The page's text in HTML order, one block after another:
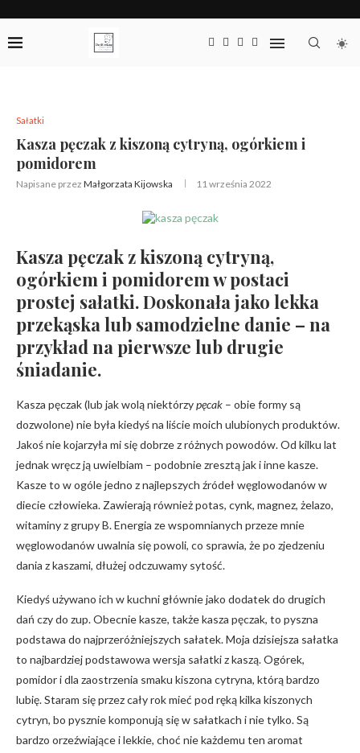
Sałatki
Kasza pęczak z kiszoną cytryną, ogórkiem i
pomidorem
Napisane przez Małgorzata Kijowska 11 września 2022
Kasza pęczak z kiszoną cytryną,
ogórkiem i pomidorem w postaci
prostej sałatki. Doskonała jako lekka
przekąska lub samodzielne danie – na
przykład na pierwsze lub drugie
śniadanie.
Kasza pęczak (lub jak wolą niektórzypęcak – obie formy są
dozwolone) nie była kiedyś na liście moich ulubionych produktów.
Jakoś nie kojarzyła mi się dobrze z różnych powodów. Od kilku lat
jednak wręcz ją uwielbiam – podobnie zresztą jak i inne kasze.
Kasze to w ogóle jedno z najlepszych źródeł węglowodanów w
diecie człowieka. Zawierają również potas, cynk, magnez, żelazo,
witaminy z grupy B. Energia ze wspomnianych przeze mnie
węglowodanów uwalnia się powoli, co sprawia, że po zjedzeniu
dania z kaszami, dłużej odczuwamy sytość.
Kiedyś używano ich w kuchni głównie jako dodatek do drugich
dań czy do zup. Obecnie kasze, także kasza pęczak, to pyszna
podstawa do najprzeróżniejszych sałatek. Moja dzisiejsza sałatka
to najbardziej podstawowa wersja sałatki z kaszą. Ogórek,
pomidor i dla zaostrzenia smaku kiszona cytryna, którą bardzo
lubię. Staram się przez cały rok mieć pod ręką kilka kiszonych
cytryn, bo pysznie komponują się w sałatkach i nie tylko. Są
bardzo orzeźwiające i lekkie, choć nie każdemu ten aromat